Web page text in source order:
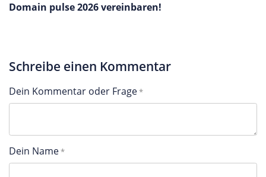
Domain pulse 2026 vereinbaren!
Schreibe einen Kommentar
Dein Kommentar oder Frage
Dein Name